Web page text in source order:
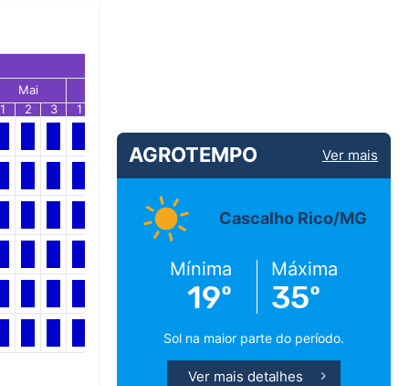
Mai
1 2 3 1
AGROTEMPO Ver mais
Cascalho Rico/MG
Mínima
19º
Máxima
35º
Sol na maior parte do período.
Ver mais detalhes